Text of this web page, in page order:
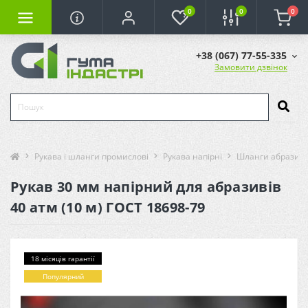
0 0 0
+38 (067) 77-55-335
Замовити дзвінок
Рукава і шланги промислові Рукава напірні Шланги
Рукав 30 мм напірний для абразивів
40 атм (10 м) ГОСТ 18698-79
18 місяців гарантії
Популярний